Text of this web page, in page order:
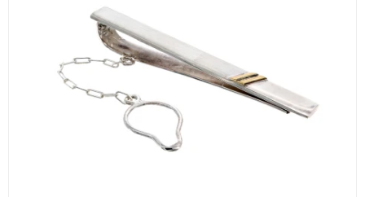
Día de la Mujer
Día de la Secretaria